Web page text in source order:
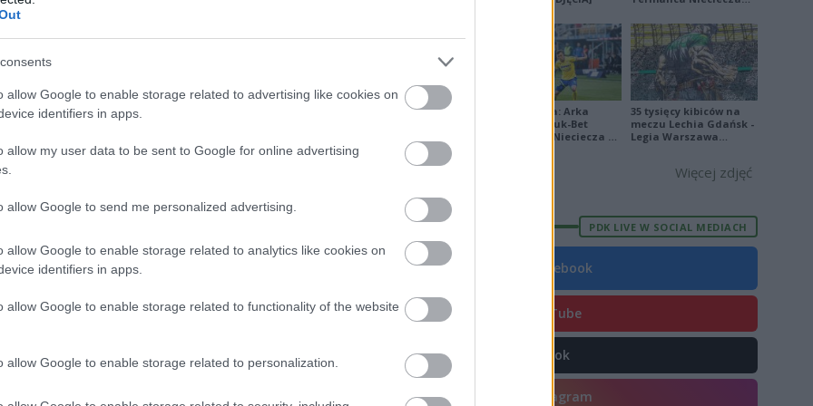
allow Google to enable storage related to advertising like cookies on
identifiers in apps.
allow my user data to be sent to Google for online advertising
allow Google to send me personalized advertising.
allow Google to enable storage related to analytics like cookies on
identifiers in apps.
allow Google to enable storage related to functionality of the website
allow Google to enable storage related to personalization.
40-74
remis porażka
42-16
17 36 10 6 1 33-16
17 33 9 6 2 32-18
17 30 9 3 29-19
Ekstraklasa: Arka
Gdynia - Bruk-Bet
Termalica Nieciecza 2-
35 tysięcy kibiców na
meczu Lechia Gdańsk -
Legia Warszawa
Więcej zdjęć
PDK LIVE W SOCIAL MEDIACH
Facebook
YouTube
TikTok
Instagram